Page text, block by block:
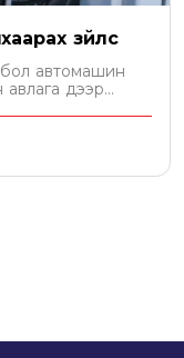
зүйлс
автомашин
дээр